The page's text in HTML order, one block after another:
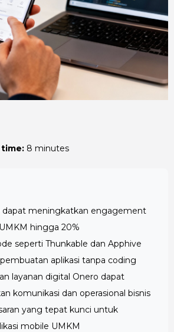
8 minutes
dapat meningkatkan engagement
hingga 20%
seperti Thunkable dan Apphive
aplikasi tanpa coding
layanan digital Onero dapat
komunikasi dan operasional bisnis
yang tepat kunci untuk
mobile UMKM